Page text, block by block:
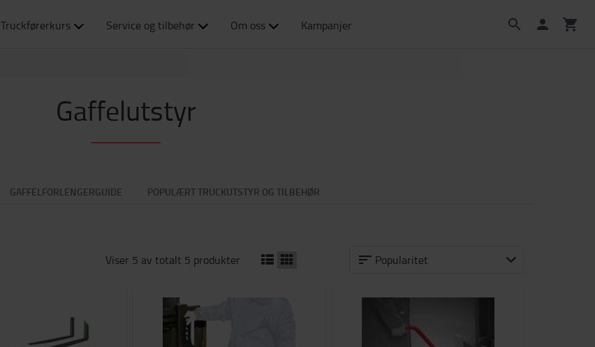
Truckførerkurs Service og tilbehør Om oss Kampanjer
Gaffelutstyr
GAFFELFORLENGERGUIDE POPULÆRT TRUCKUTSTYR OG TILBEHØR
Viser 5 av totalt 5 produkter Popularitet